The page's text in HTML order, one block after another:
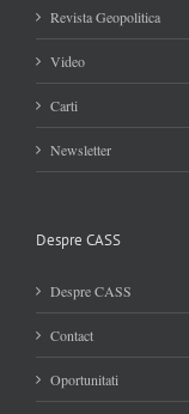
Revista Geopolitica
Video
Carti
Newsletter
Despre CASS
Despre CASS
Contact
Oportunitati